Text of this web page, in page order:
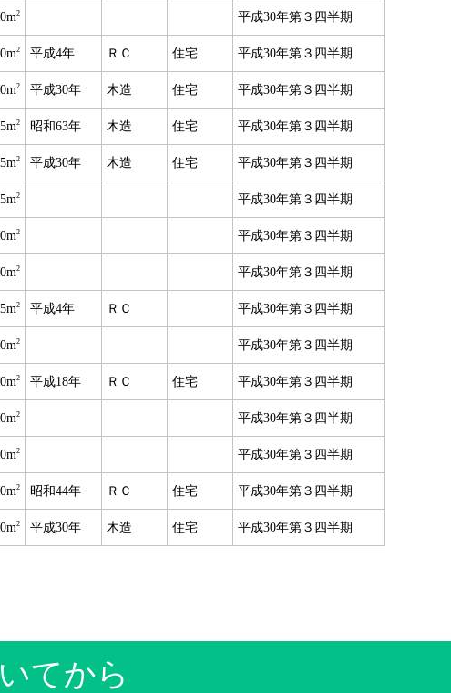
2 平成30年第３四半期
2 平成4年 ＲＣ 住宅 平成30年第３四半期
2 平成30年 木造 住宅 平成30年第３四半期
2 昭和63年 木造 住宅 平成30年第３四半期
2 平成30年 木造 住宅 平成30年第３四半期
2 平成30年第３四半期
2 平成30年第３四半期
2 平成30年第３四半期
2 平成4年 ＲＣ 平成30年第３四半期
2 平成30年第３四半期
2 平成18年 ＲＣ 住宅 平成30年第３四半期
2 平成30年第３四半期
2 平成30年第３四半期
2 昭和44年 ＲＣ 住宅 平成30年第３四半期
2 平成30年 木造 住宅 平成30年第３四半期
てから